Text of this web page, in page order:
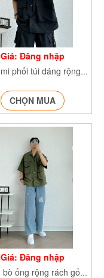
Giá: Đăng nhập
Áo sơ mi phối túi dáng rộng AoSMphoitui569
CHỌN MUA
Giá: Đăng nhập
, quần bò ống rộng rách gối Quanjeannamrachgoi